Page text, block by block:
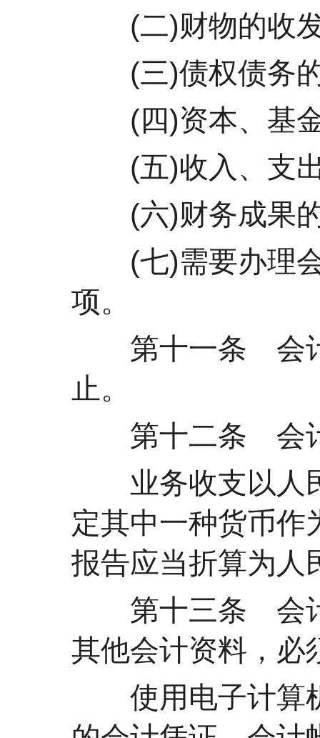
(二)财物的收发
(三)债权债务的
(四)资本、基
(五)收入、支出
(六)财务成果的
(七)需要办理会
项。
第十一条 会计
止。
第十二条 会计
业务收支以人民
定其中一种货币作
报告应当折算为人
第十三条 会计
其他会计资料，必
使用电子计算机